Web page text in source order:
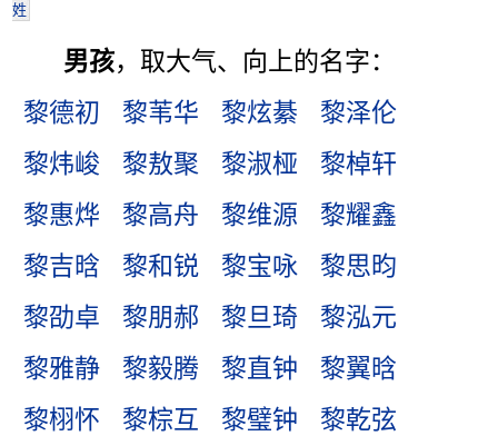
姓
男孩，取大气、向上的名字：
黎德初
黎苇华 黎炫綦
黎泽伦
黎炜峻
黎敖聚 黎淑桠
黎棹轩
黎惠烨
黎高舟 黎维源
黎耀鑫
黎吉晗
黎和锐 黎宝咏
黎思昀
黎劭卓
黎朋郝 黎旦琦
黎泓元
黎雅静
黎毅腾 黎直钟
黎翼晗
黎栩怀
黎棕互 黎璧钟
黎乾弦